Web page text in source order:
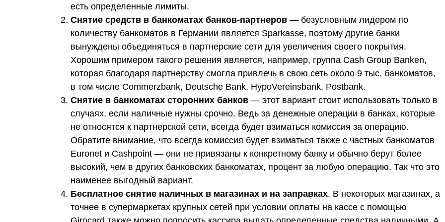
есть определенные лимиты.
Снятие средств в банкоматах банков-партнеров — безусловным лидером по
количеству банкоматов в Германии является Sparkasse, поэтому другие банки
вынуждены объединяться в партнерские сети для увеличения своего покрытия.
Хорошим примером такого решения является, например, группа Cash Group Banken,
которая благодаря партнерству смогла привлечь в свою сеть около 9 тыс. банкоматов,
в том числе Commerzbank, Deutsche Bank, HypoVereinsbank, Postbank.
Снятие в банкоматах сторонних банков — этот вариант стоит использовать только в
случаях, если наличные нужны срочно. Ведь за денежные операции в банках, которые
не относятся к партнерской сети, всегда будет взиматься комиссия за операцию.
Обратите внимание, что всегда комиссия будет взиматься также с частных банкоматов
Euronet и Cashpoint — они не привязаны к конкретному банку и обычно берут более
высокий, чем в других банковских банкоматах, процент за любую операцию. Так что это
наименее выгодный вариант.
Бесплатное снятие наличных в магазинах и на заправках. В некоторых магазинах, а
точнее в супермаркетах крупных сетей при условии оплаты на кассе с помощью